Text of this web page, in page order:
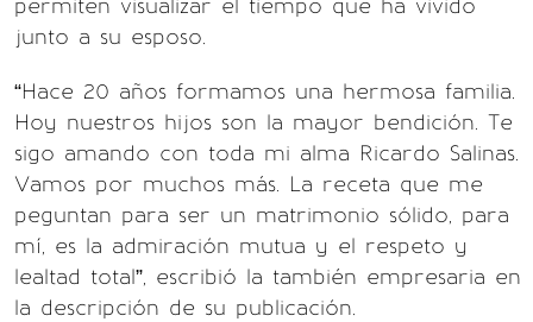
permiten visualizar el tiempo que ha vivido
junto a su esposo.
“Hace 20 años formamos una hermosa familia.
Hoy nuestros hijos son la mayor bendición. Te
sigo amando con toda mi alma Ricardo Salinas.
Vamos por muchos más. La receta que me
peguntan para ser un matrimonio sólido, para
mí, es la admiración mutua y el respeto y
lealtad total”, escribió la también empresaria en
la descripción de su publicación.